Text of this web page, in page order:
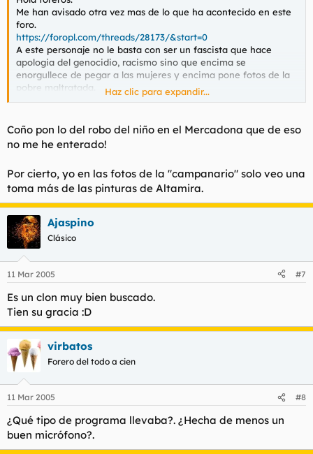
Me han avisado otra vez mas de lo que ha acontecido en este
foro.
https://foropl.com/threads/28173/&start=0
A este personaje no le basta con ser un fascista que hace
apologia del genocidio, racismo sino que encima se
enorgullece de pegar a las mujeres y encima pone fotos de la
pobre maltratada.
Pienso poner todos los hilos sobre violencia a disposición
mercadona o los de heer peter.
Buenas tardes.
Haz clic para expandir...
Coño pon lo del robo del niño en el Mercadona que de eso
no me he enterado!
Por cierto, yo en las fotos de la "campanario" solo veo una
toma más de las pinturas de Altamira.
Ajaspino
Clásico
11 Mar 2005 #7
Es un clon muy bien buscado.
Tien su gracia :D
virbatos
Forero del todo a cien
11 Mar 2005 #8
¿Qué tipo de programa llevaba?. ¿Hecha de menos un
buen micrófono?.